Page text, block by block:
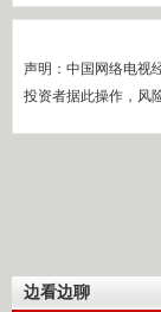
声明：中国网络电视
投资者据此操作，风
边看边聊